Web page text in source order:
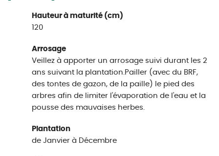
Hauteur à maturité (cm)
120
Arrosage
Veillez à apporter un arrosage suivi durant les 2
ans suivant la plantation.Pailler (avec du BRF,
des tontes de gazon, de la paille) le pied des
arbres afin de limiter l'évaporation de l'eau et la
pousse des mauvaises herbes.
Plantation
de Janvier à Décembre